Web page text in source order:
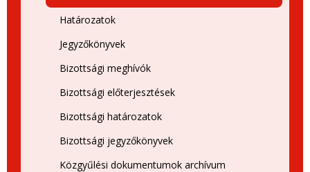
Határozatok
Jegyzőkönyvek
Bizottsági meghívók
Bizottsági előterjesztések
Bizottsági határozatok
Bizottsági jegyzőkönyvek
Közgyűlési dokumentumok archívum